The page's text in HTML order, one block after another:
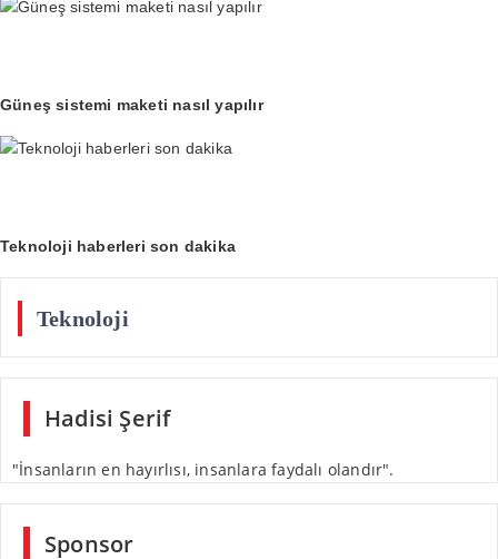
Güneş sistemi maketi nasıl yapılır
Teknoloji haberleri son dakika
Teknoloji
Hadisi Şerif
"İnsanların en hayırlısı, insanlara faydalı olandır".
Sponsor